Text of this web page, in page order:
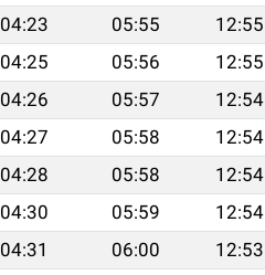
04:23 05:55 12:55
04:25 05:56 12:55
04:26 05:57 12:54
04:27 05:58 12:54
04:28 05:58 12:54
04:30 05:59 12:54
04:31 06:00 12:53